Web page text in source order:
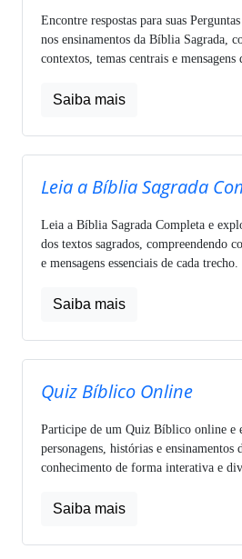
Encontre respostas para suas
nos ensinamentos da Bíblia Sagrada,
contextos, temas centrais e mensagens
Saiba mais
Leia a Bíblia Sagrada
Leia a Bíblia Sagrada Completa e
dos textos sagrados, compreendendo
e mensagens essenciais de cada trecho.
Saiba mais
Quiz Bíblico Online
Participe de um Quiz Bíblico online e
personagens, histórias e ensinamentos
conhecimento de forma interativa e
Saiba mais